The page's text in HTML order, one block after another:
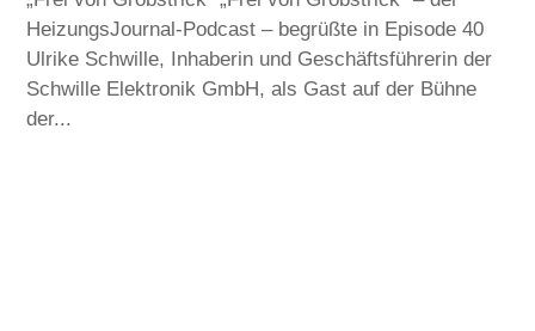
HeizungsJournal-Podcast – begrüßte in Episode 40
Ulrike Schwille, Inhaberin und Geschäftsführerin der
Schwille Elektronik GmbH, als Gast auf der Bühne
der...